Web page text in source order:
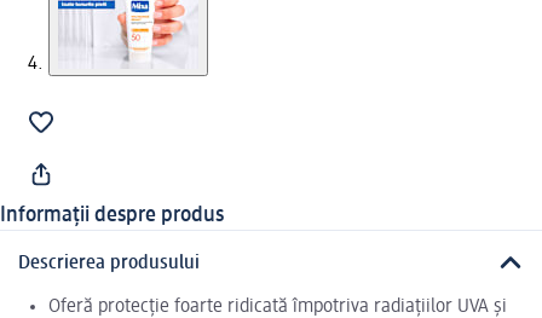
Informații despre produs
Descrierea produsului
Oferă protecție foarte ridicată împotriva radiațiilor UVA și